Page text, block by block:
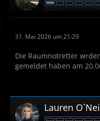
31. Mai 2026 um 21:29
Die Raumnotretter
gemeldet haben am
Lauren